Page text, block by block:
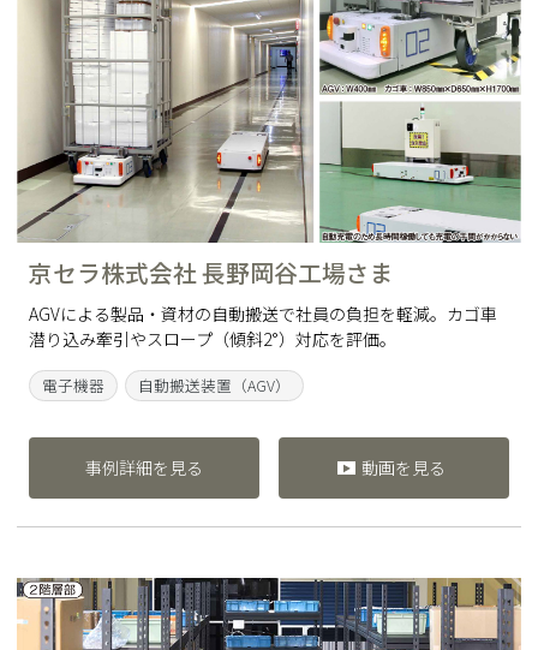
京セラ株式会社 長野岡谷工場さま
AGVによる製品・資材の自動搬送で社員の負担を軽減。カゴ車
潜り込み牽引やスロープ（傾斜2°）対応を評価。
電子機器 自動搬送装置（AGV）
事例詳細を見る 動画を見る